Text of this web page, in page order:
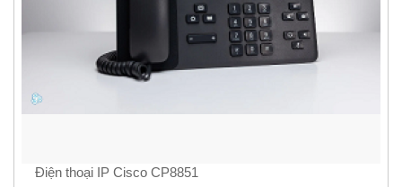
Điện thoại IP Cisco CP8851